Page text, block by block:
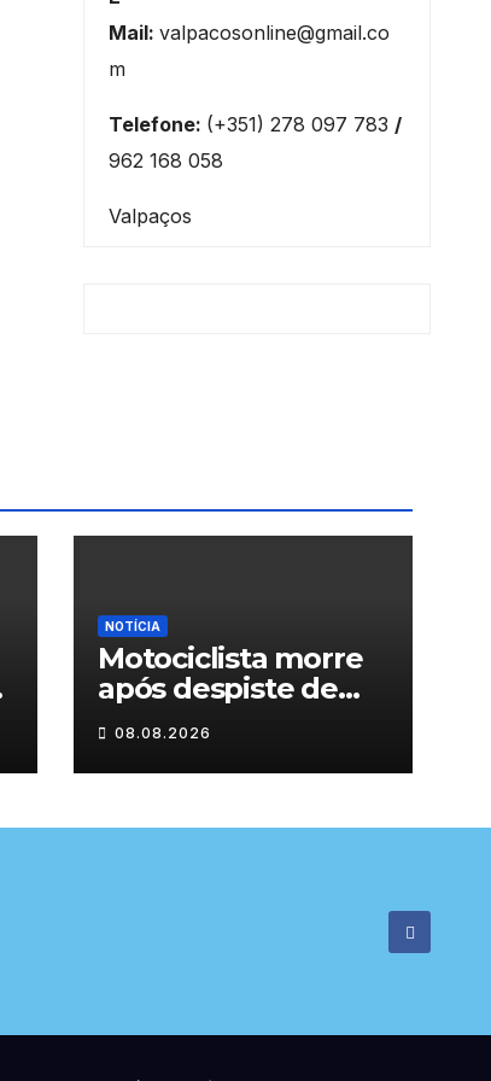
Mail: valpacosonline@gmail.co
m
Telefone: (+351) 278 097 783 /
962 168 058
Valpaços
NOTÍCIA
Motociclista morre
após despiste de
moto em Chaves
08.08.2026